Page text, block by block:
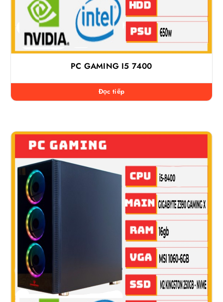
PC GAMING I5 7400
Đọc tiếp